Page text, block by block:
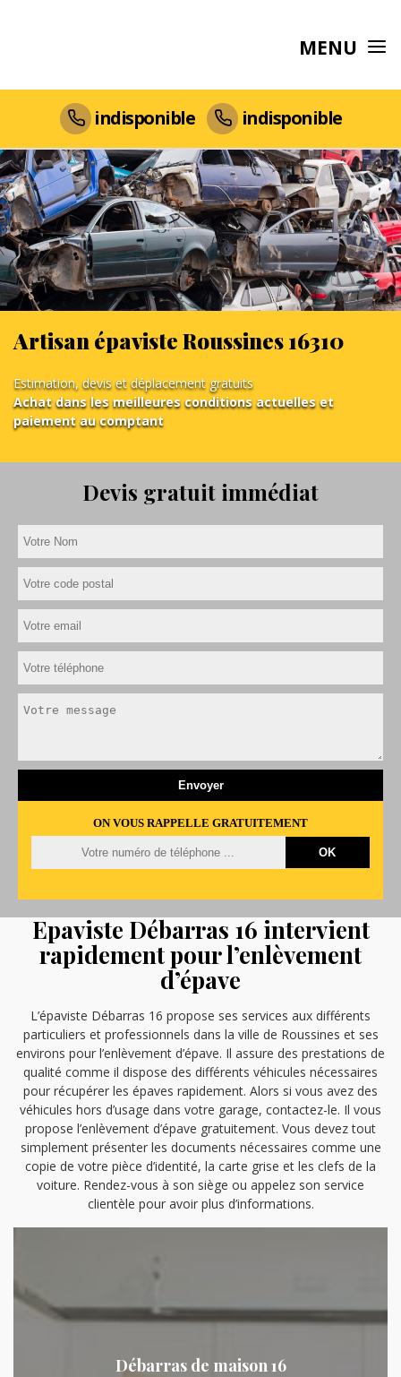
MENU
indisponible indisponible
Artisan épaviste Roussines 16310
Estimation, devis et déplacement gratuits
Achat dans les meilleures conditions actuelles et
paiement au comptant
Devis gratuit immédiat
ON VOUS RAPPELLE GRATUITEMENT
Epaviste Débarras 16 intervient
rapidement pour l’enlèvement
d’épave
L’épaviste Débarras 16 propose ses services aux différents
particuliers et professionnels dans la ville de Roussines et ses
environs pour l’enlèvement d’épave. Il assure des prestations de
qualité comme il dispose des différents véhicules nécessaires
pour récupérer les épaves rapidement. Alors si vous avez des
véhicules hors d’usage dans votre garage, contactez-le. Il vous
propose l’enlèvement d’épave gratuitement. Vous devez tout
simplement présenter les documents nécessaires comme une
copie de votre pièce d’identité, la carte grise et les clefs de la
voiture. Rendez-vous à son siège ou appelez son service
clientèle pour avoir plus d’informations.
Débarras de maison 16